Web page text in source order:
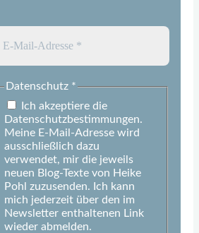
Datenschutz *
Ich akzeptiere die
Datenschutzbestimmungen.
Meine E-Mail-Adresse wird
ausschließlich dazu
verwendet, mir die jeweils
neuen Blog-Texte von Heike
Pohl zuzusenden. Ich kann
mich jederzeit über den im
Newsletter enthaltenen Link
wieder abmelden.